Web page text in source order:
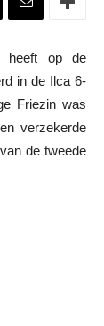
heeft op de
in de Ilca 6-
Friezin was
verzekerde
de tweede